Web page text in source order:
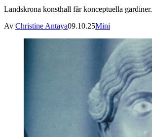
Landskrona konsthall får konceptuella gardiner.
Av Christine Antaya09.10.25Mini